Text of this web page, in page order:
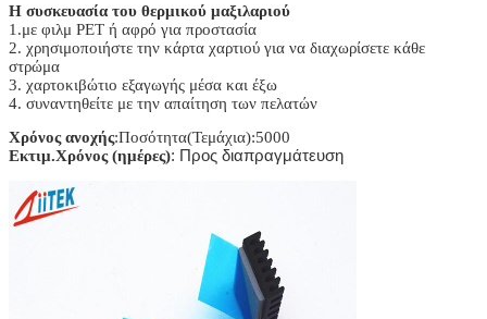
Η συσκευασία του θερμικού μαξιλαριού
1.με φιλμ PET ή αφρό για προστασία
2. χρησιμοποιήστε την κάρτα χαρτιού για να διαχωρίσετε κάθε
στρώμα
3. χαρτοκιβώτιο εξαγωγής μέσα και έξω
4. συναντηθείτε με την απαίτηση των πελατών
Χρόνος ανοχής:Ποσότητα(Τεμάχια):5000
Εκτιμ.Χρόνος (ημέρες): Προς διαπραγμάτευση